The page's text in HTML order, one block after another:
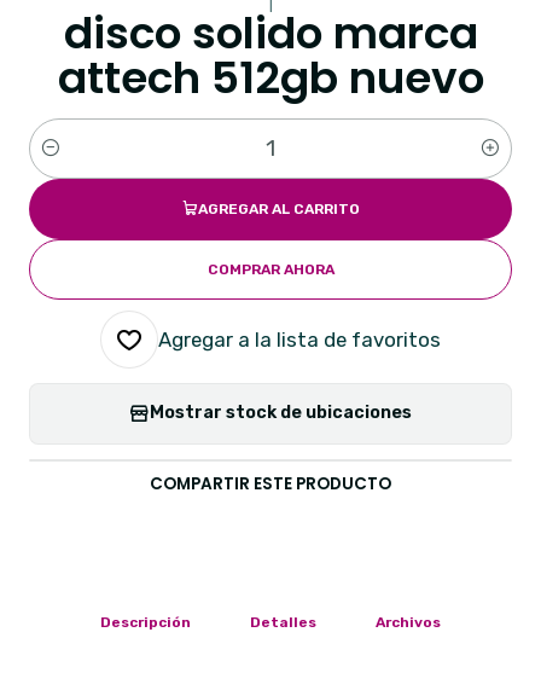
disco solido marca
attech 512gb nuevo
Cantidad
AGREGAR AL CARRITO
COMPRAR AHORA
Agregar a la lista de favoritos
Mostrar stock de ubicaciones
COMPARTIR ESTE PRODUCTO
Descripción Detalles Archivos